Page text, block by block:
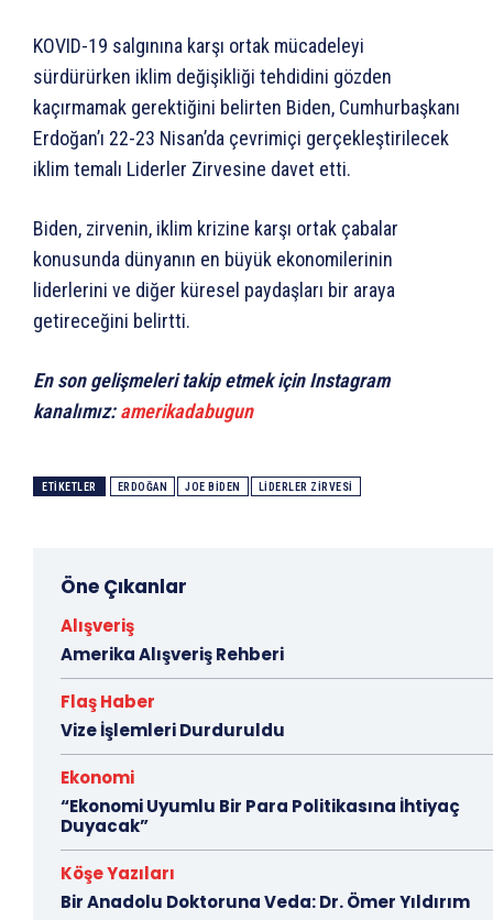
KOVID-19 salgınına karşı ortak mücadeleyi
sürdürürken iklim değişikliği tehdidini gözden
kaçırmamak gerektiğini belirten Biden, Cumhurbaşkanı
Erdoğan’ı 22-23 Nisan’da çevrimiçi gerçekleştirilecek
iklim temalı Liderler Zirvesine davet etti.
Biden, zirvenin, iklim krizine karşı ortak çabalar
konusunda dünyanın en büyük ekonomilerinin
liderlerini ve diğer küresel paydaşları bir araya
getireceğini belirtti.
En son gelişmeleri takip etmek için Instagram
kanalımız:amerikadabugun
ETIKETLER ERDOĞAN JOE BIDEN LIDERLER ZIRVESI
Öne Çıkanlar
Alışveriş
Amerika Alışveriş Rehberi
Flaş Haber
Vize İşlemleri Durduruldu
Ekonomi
“Ekonomi Uyumlu Bir Para Politikasına İhtiyaç
Duyacak”
Köşe Yazıları
Bir Anadolu Doktoruna Veda: Dr. Ömer Yıldırım